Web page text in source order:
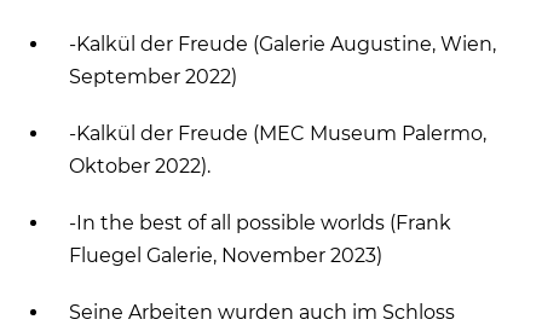
-Kalkül der Freude (Galerie Augustine, Wien,
September 2022)
-Kalkül der Freude (MEC Museum Palermo,
Oktober 2022).
-In the best of all possible worlds (Frank
Fluegel Galerie, November 2023)
Seine Arbeiten wurden auch im Schloss